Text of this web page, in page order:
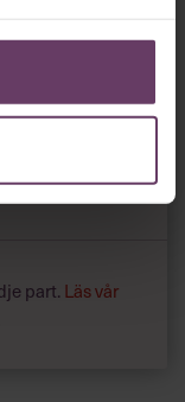
part. Läs vår